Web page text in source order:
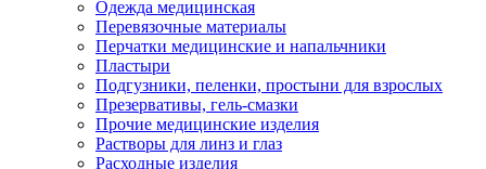
Одежда медицинская
Перевязочные материалы
Перчатки медицинские и напальчники
Пластыри
Подгузники, пеленки, простыни для взрослых
Презервативы, гель-смазки
Прочие медицинские изделия
Растворы для линз и глаз
Расходные изделия